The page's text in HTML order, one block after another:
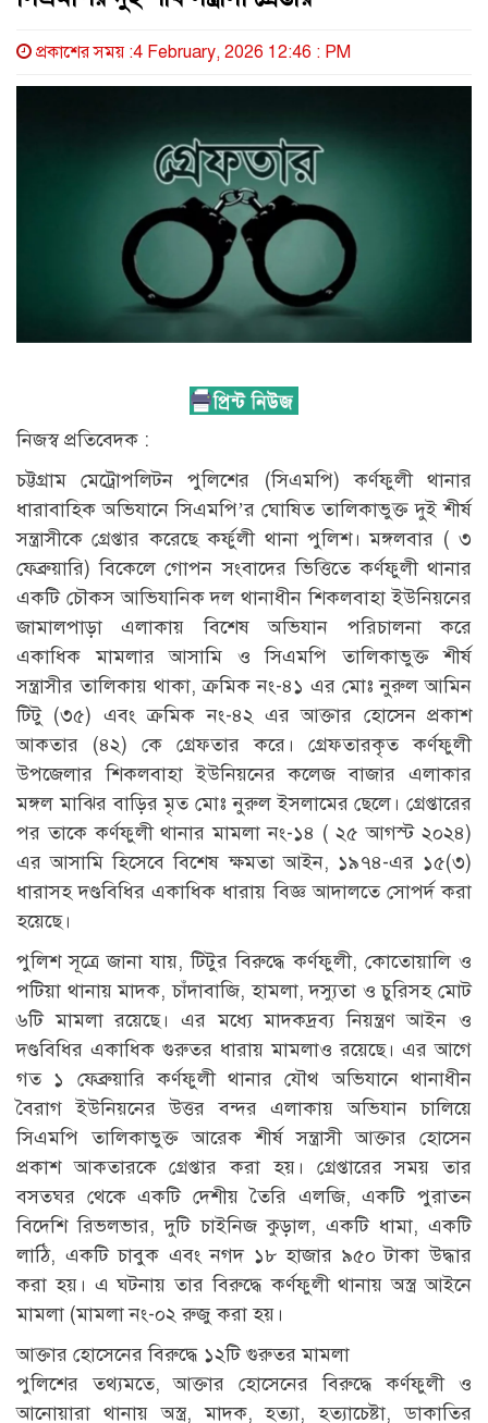
প্রকাশের সময় :4 February, 2026 12:46 : PM
নিজস্ব প্রতিবেদক :
চট্টগ্রাম মেট্রোপলিটন পুলিশের (সিএমপি) কর্ণফুলী থানার
ধারাবাহিক অভিযানে সিএমপি’র ঘোষিত তালিকাভুক্ত দুই শীর্ষ
সন্ত্রাসীকে গ্রেপ্তার করেছে কর্ফুলী থানা পুলিশ। মঙ্গলবার ( ৩
ফেব্রুয়ারি) বিকেলে গোপন সংবাদের ভিত্তিতে কর্ণফুলী থানার
একটি চৌকস আভিযানিক দল থানাধীন শিকলবাহা ইউনিয়নের
জামালপাড়া এলাকায় বিশেষ অভিযান পরিচালনা করে
একাধিক মামলার আসামি ও সিএমপি তালিকাভুক্ত শীর্ষ
সন্ত্রাসীর তালিকায় থাকা, ক্রমিক নং-৪১ এর মোঃ নুরুল আমিন
টিটু (৩৫) এবং ক্রমিক নং-৪২ এর আক্তার হোসেন প্রকাশ
আকতার (৪২) কে গ্রেফতার করে। গ্রেফতারকৃত কর্ণফুলী
উপজেলার শিকলবাহা ইউনিয়নের কলেজ বাজার এলাকার
মঙ্গল মাঝির বাড়ির মৃত মোঃ নুরুল ইসলামের ছেলে। গ্রেপ্তারের
পর তাকে কর্ণফুলী থানার মামলা নং-১৪ ( ২৫ আগস্ট ২০২৪)
এর আসামি হিসেবে বিশেষ ক্ষমতা আইন, ১৯৭৪-এর ১৫(৩)
ধারাসহ দণ্ডবিধির একাধিক ধারায় বিজ্ঞ আদালতে সোপর্দ করা
হয়েছে।
পুলিশ সূত্রে জানা যায়, টিটুর বিরুদ্ধে কর্ণফুলী, কোতোয়ালি ও
পটিয়া থানায় মাদক, চাঁদাবাজি, হামলা, দস্যুতা ও চুরিসহ মোট
৬টি মামলা রয়েছে। এর মধ্যে মাদকদ্রব্য নিয়ন্ত্রণ আইন ও
দণ্ডবিধির একাধিক গুরুতর ধারায় মামলাও রয়েছে। এর আগে
গত ১ ফেব্রুয়ারি কর্ণফুলী থানার যৌথ অভিযানে থানাধীন
বৈরাগ ইউনিয়নের উত্তর বন্দর এলাকায় অভিযান চালিয়ে
সিএমপি তালিকাভুক্ত আরেক শীর্ষ সন্ত্রাসী আক্তার হোসেন
প্রকাশ আকতারকে গ্রেপ্তার করা হয়। গ্রেপ্তারের সময় তার
বসতঘর থেকে একটি দেশীয় তৈরি এলজি, একটি পুরাতন
বিদেশি রিভলভার, দুটি চাইনিজ কুড়াল, একটি ধামা, একটি
লাঠি, একটি চাবুক এবং নগদ ১৮ হাজার ৯৫০ টাকা উদ্ধার
করা হয়। এ ঘটনায় তার বিরুদ্ধে কর্ণফুলী থানায় অস্ত্র আইনে
মামলা (মামলা নং-০২ রুজু করা হয়।
আক্তার হোসেনের বিরুদ্ধে ১২টি গুরুতর মামলা
পুলিশের তথ্যমতে, আক্তার হোসেনের বিরুদ্ধে কর্ণফুলী ও
আনোয়ারা থানায় অস্ত্র, মাদক, হত্যা, হত্যাচেষ্টা, ডাকাতির